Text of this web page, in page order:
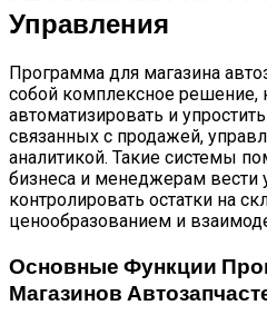
Управления
Программа для магазина
собой комплексное решение,
автоматизировать и
связанных с продажей,
аналитикой. Такие системы
бизнеса и менеджерам вести
контролировать остатки на
ценообразованием и
Основные Функции
Магазинов